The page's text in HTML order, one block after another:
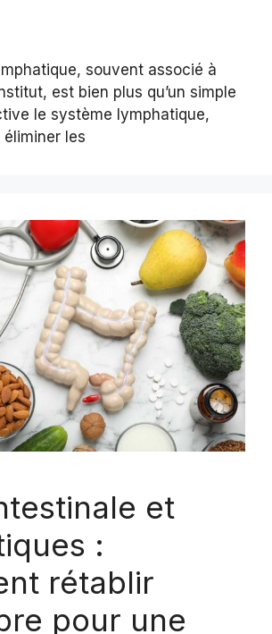
souvent associé à
est bien plus qu’un simple
le système lymphatique,
les
et
:
rétablir
pour une